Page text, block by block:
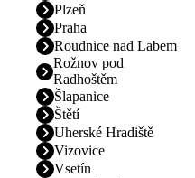
Plzeň
Praha
Roudnice nad Labem
Rožnov pod
Radhoštěm
Šlapanice
Štětí
Uherské Hradiště
Vizovice
Vsetín